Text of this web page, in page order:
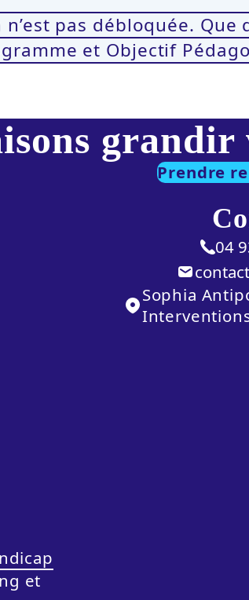
pas débloquée. Que
et Objectif
Prendre
04
Sophia
et